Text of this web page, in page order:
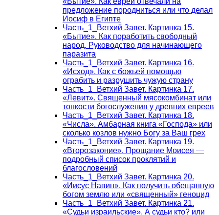
предложение породниться или что делал
Иосиф в Египте
Часть_1_Ветхий Завет. Картинка 15.
«Бытие». Как поработить свободный
народ. Руководство для начинающего
паразита
Часть_1_Ветхий Завет. Картинка 16.
«Исход». Как с божьей помощью
ограбить и разрушить чужую страну
Часть_1_Ветхий Завет. Картинка 17.
«Левит». Священный мясокомбинат или
тонкости богослужения у древних евреев
Часть_1_Ветхий Завет. Картинка 18.
«Числа». Амбарная книга «Господа» или
сколько козлов нужно Богу за Ваш грех
Часть_1_Ветхий Завет. Картинка 19.
«Второзаконие». Прощание Моисея —
подробный список проклятий и
благословений
Часть_1_Ветхий Завет. Картинка 20.
«Иисус Навин». Как получить обещанную
богом землю или «священный» геноцид
Часть_1_Ветхий Завет. Картинка 21.
«Судьи израильские». А судьи кто? или